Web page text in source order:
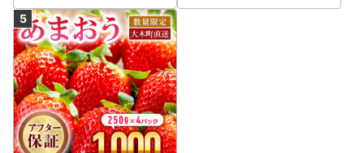
評価 ランキング おすすめ |